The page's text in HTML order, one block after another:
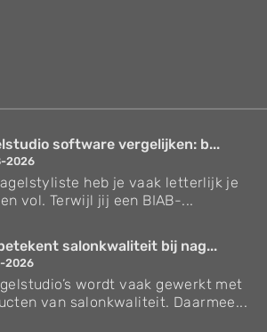
software vergelijken: b...
2026
heb je vaak letterlijk je
vol. Terwijl jij een BIAB-...
salonkwaliteit bij nag...
2026
wordt vaak gewerkt met
van salonkwaliteit. Daarmee...